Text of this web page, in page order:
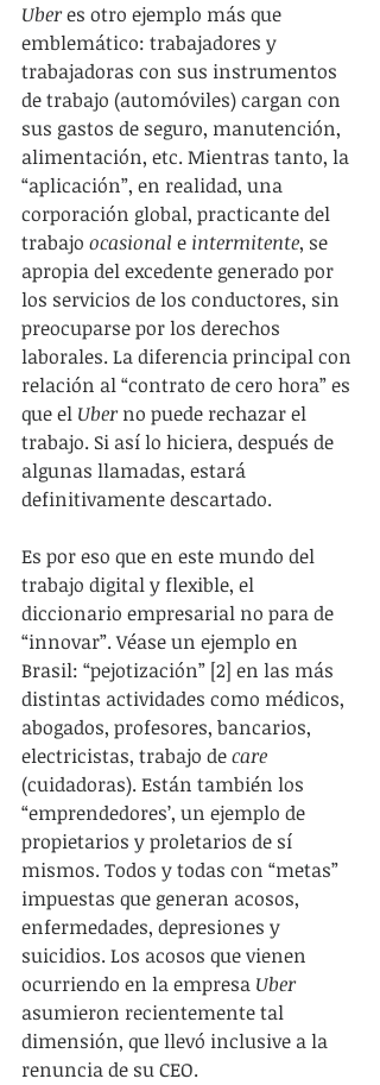
Uber es otro ejemplo más que
emblemático: trabajadores y
trabajadoras con sus instrumentos
de trabajo (automóviles) cargan con
sus gastos de seguro, manutención,
alimentación, etc. Mientras tanto, la
“aplicación”, en realidad, una
corporación global, practicante del
trabajo ocasional e intermitente, se
apropia del excedente generado por
los servicios de los conductores, sin
preocuparse por los derechos
laborales. La diferencia principal con
relación al “contrato de cero hora” es
que el Uber no puede rechazar el
trabajo. Si así lo hiciera, después de
algunas llamadas, estará
definitivamente descartado.
Es por eso que en este mundo del
trabajo digital y flexible, el
diccionario empresarial no para de
“innovar”. Véase un ejemplo en
Brasil: “pejotización” [2] en las más
distintas actividades como médicos,
abogados, profesores, bancarios,
electricistas, trabajo de care
(cuidadoras). Están también los
“emprendedores’, un ejemplo de
propietarios y proletarios de sí
mismos. Todos y todas con “metas”
impuestas que generan acosos,
enfermedades, depresiones y
suicidios. Los acosos que vienen
ocurriendo en la empresa Uber
asumieron recientemente tal
dimensión, que llevó inclusive a la
renuncia de su CEO.